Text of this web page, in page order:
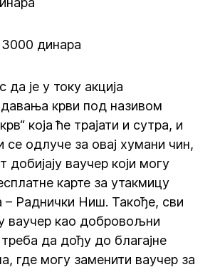
динара
је у току акција
крви под називом
која ће трајати и сутра, и
се одлуче за овај хумани чин,
добијају ваучер који могу
карте за утакмицу
– Раднички Ниш. Такође, сви
ваучер као добровољни
да дођу до благајне
где могу заменити ваучер за